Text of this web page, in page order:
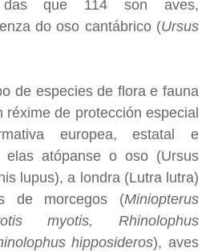
das que 114 son aves,
do oso cantábrico (Ursus
de especies de flora e fauna
réxime de protección especial
europea, estatal e
elas atópanse o oso (Ursus
lupus), a londra (Lutra lutra)
de morcegos (Miniopterus
myotis, Rhinolophus
hipposideros), aves